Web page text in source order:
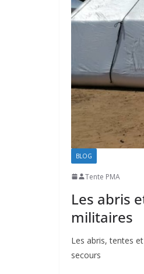
BLOG
Tente PMA
Les abris
militaires
Les abris, tentes
secours